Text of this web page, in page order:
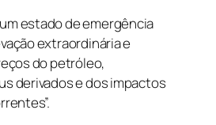
estado de emergência
extraordinária e
do petróleo,
derivados e dos impactos